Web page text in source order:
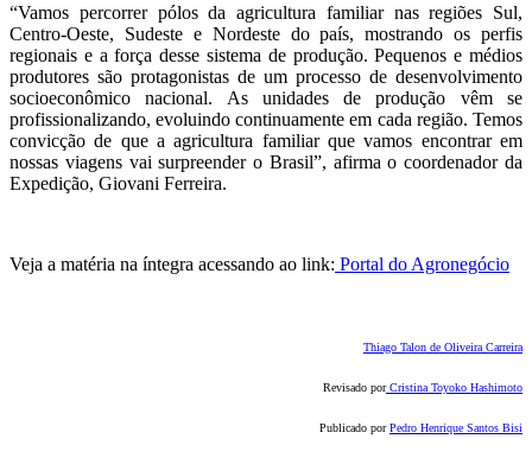
“Vamos percorrer pólos da agricultura familiar nas regiões Sul,
Centro-Oeste, Sudeste e Nordeste do país, mostrando os perfis
regionais e a força desse sistema de produção. Pequenos e médios
produtores são protagonistas de um processo de desenvolvimento
socioeconômico nacional. As unidades de produção vêm se
profissionalizando, evoluindo continuamente em cada região. Temos
convicção de que a agricultura familiar que vamos encontrar em
nossas viagens vai surpreender o Brasil”, afirma o coordenador da
Expedição, Giovani Ferreira.
Veja a matéria na íntegra acessando ao link: Portal do Agronegócio
Thiago Talon de Oliveira Carreira
Revisado porCristina Toyoko Hashimoto
Publicado porPedro Henrique Santos Bisi